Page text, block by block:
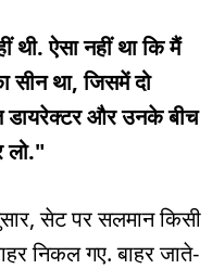
ऐसा नहीं था कि मैं
था, जिसमें दो
डायरेक्टर और उनके बीच
लो."
सेट पर सलमान किसी
निकल गए. बाहर जाते-